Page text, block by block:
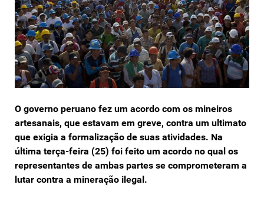
O governo peruano fez um acordo com os mineiros
artesanais, que estavam em greve, contra um ultimato
que exigia a formalização de suas atividades. Na
última terça-feira (25) foi feito um acordo no qual os
representantes de ambas partes se comprometeram a
lutar contra a mineração ilegal.